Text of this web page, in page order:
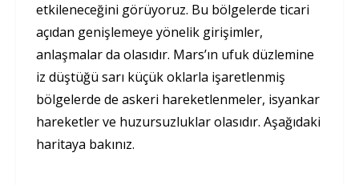
etkileneceğini görüyoruz. Bu bölgelerde ticari
açıdan genişlemeye yönelik girişimler,
anlaşmalar da olasıdır. Mars’ın ufuk düzlemine
iz düştüğü sarı küçük oklarla işaretlenmiş
bölgelerde de askeri hareketlenmeler, isyankar
hareketler ve huzursuzluklar olasıdır. Aşağıdaki
haritaya bakınız.